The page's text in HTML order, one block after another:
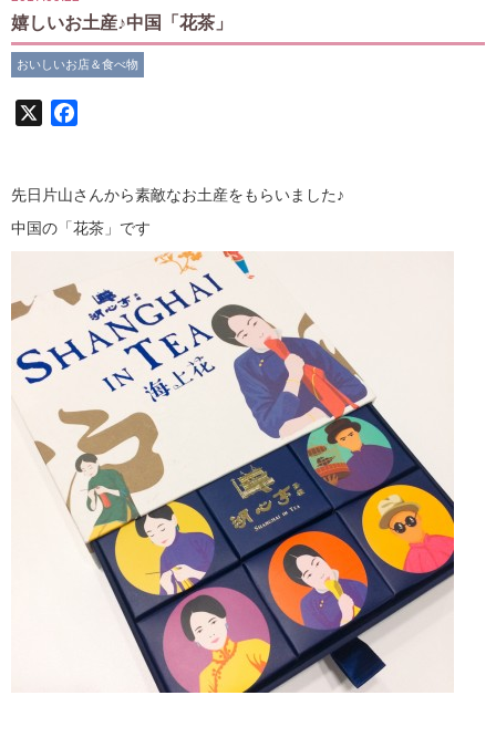
嬉しいお土産♪中国「花茶」
おいしいお店＆食べ物
先日片山さんから素敵なお土産をもらいました♪
中国の「花茶」です